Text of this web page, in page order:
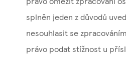
splněn jeden z důvodů
nesouhlasit se
právo podat stížnost u